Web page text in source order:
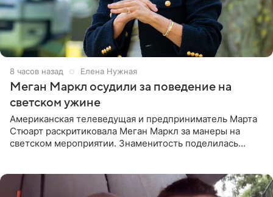
8 часов назад Елена Нужная
Меган Маркл осудили за поведение на
светском ужине
Американская телеведущая и предприниматель Марта
Стюарт раскритиковала Меган Маркл за манеры на
светском мероприятии. Знаменитость поделилась